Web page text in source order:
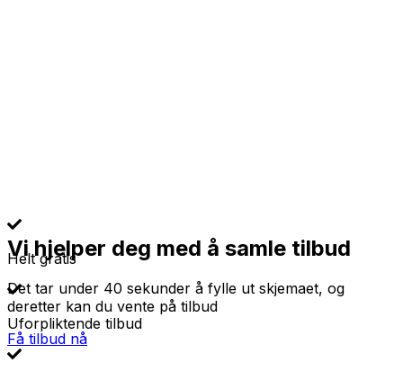
Helt gratis
Uforpliktende tilbud
Vi hjelper deg med å samle tilbud
Det tar under 40 sekunder å fylle ut skjemaet, og
deretter kan du vente på tilbud
Få tilbud nå